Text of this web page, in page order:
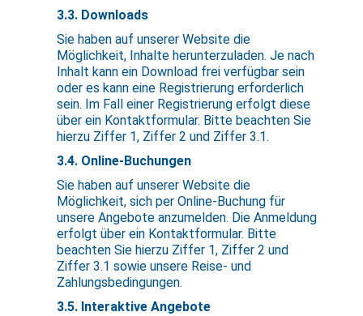
3.3. Downloads
Sie haben auf unserer Website die
Möglichkeit, Inhalte herunterzuladen. Je nach
Inhalt kann ein Download frei verfügbar sein
oder es kann eine Registrierung erforderlich
sein. Im Fall einer Registrierung erfolgt diese
über ein Kontaktformular. Bitte beachten Sie
hierzu Ziffer 1, Ziffer 2 und Ziffer 3.1.
3.4. Online-Buchungen
Sie haben auf unserer Website die
Möglichkeit, sich per Online-Buchung für
unsere Angebote anzumelden. Die Anmeldung
erfolgt über ein Kontaktformular. Bitte
beachten Sie hierzu Ziffer 1, Ziffer 2 und
Ziffer 3.1 sowie unsere Reise- und
Zahlungsbedingungen.
3.5. Interaktive Angebote